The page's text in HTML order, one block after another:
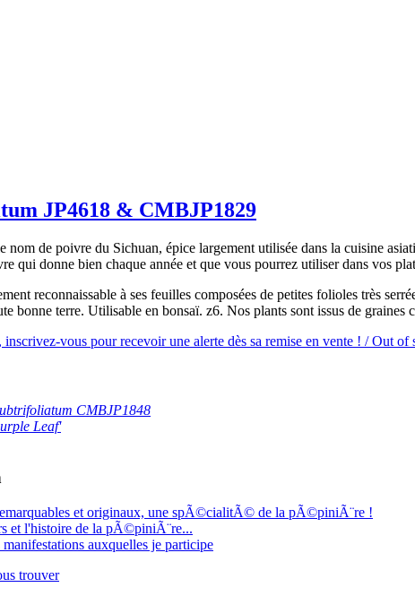
JP4618 & CMBJP1829
nom de poivre du Sichuan, épice largement utilisée dans la cuisine
qui donne bien chaque année et que vous pourrez utiliser dans vos
reconnaissable à ses feuilles composées de petites folioles très
bonne terre. Utilisable en bonsaï. z6. Nos plants sont issus de graines
vous pour recevoir une alerte dès sa remise en vente ! / Out
CMBJP1848
Leaf'
et originaux, une spÃ©cialitÃ© de la pÃ©piniÃ¨re !
et l'histoire de la pÃ©piniÃ¨re...
auxquelles je participe
trouver